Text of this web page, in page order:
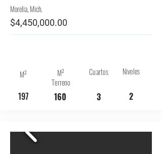
Morelia, Mich.
$4,450,000.00
M²
197
M²
Terreno
160
Cuartos
3
Niveles
2